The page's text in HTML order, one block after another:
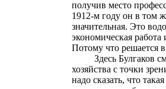
получив место
1912-м году он в том
значительная. Это
экономическая
Потому что решается
Здесь Булгаков
хозяйства с точки
надо сказать, что